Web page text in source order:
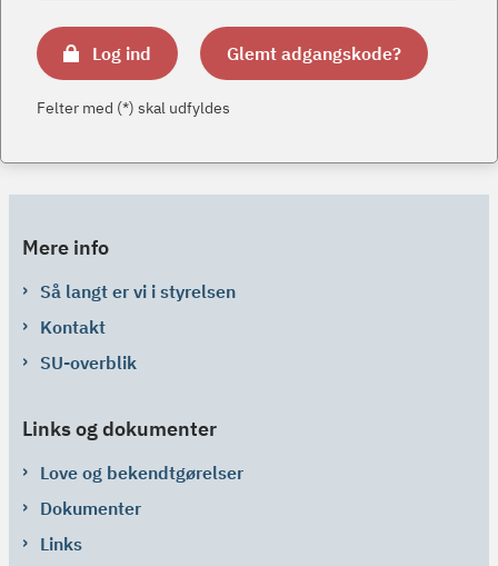
Log ind Glemt adgangskode?
Felter med (*) skal udfyldes
Mere info
Så langt er vi i styrelsen
Kontakt
SU-overblik
Links og dokumenter
Love og bekendtgørelser
Dokumenter
Links